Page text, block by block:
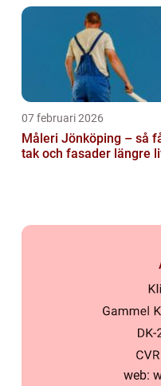
07 februari 2026
Måleri Jönköping – så
tak och fasader längre
web: